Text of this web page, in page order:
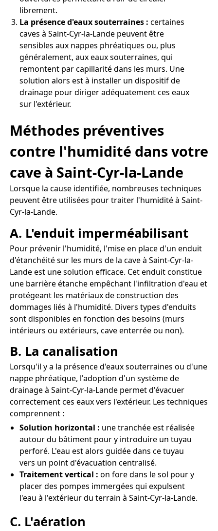
librement.
La présence d'eaux souterraines : certaines
caves à Saint-Cyr-la-Lande peuvent être
sensibles aux nappes phréatiques ou, plus
généralement, aux eaux souterraines, qui
remontent par capillarité dans les murs. Une
solution alors est à installer un dispositif de
drainage pour diriger adéquatement ces eaux
sur l'extérieur.
Méthodes préventives
contre l'humidité dans votre
cave à Saint-Cyr-la-Lande
Lorsque la cause identifiée, nombreuses techniques
peuvent être utilisées pour traiter l'humidité à Saint-
Cyr-la-Lande.
A. L'enduit imperméabilisant
Pour prévenir l'humidité, l'mise en place d'un enduit
d'étanchéité sur les murs de la cave à Saint-Cyr-la-
Lande est une solution efficace. Cet enduit constitue
une barrière étanche empêchant l'infiltration d'eau et
protégeant les matériaux de construction des
dommages liés à l'humidité. Divers types d'enduits
sont disponibles en fonction des besoins (murs
intérieurs ou extérieurs, cave enterrée ou non).
B. La canalisation
Lorsqu'il y a la présence d'eaux souterraines ou d'une
nappe phréatique, l'adoption d'un système de
drainage à Saint-Cyr-la-Lande permet d'évacuer
correctement ces eaux vers l'extérieur. Les techniques
comprennent :
Solution horizontal : une tranchée est réalisée
autour du bâtiment pour y introduire un tuyau
perforé. L'eau est alors guidée dans ce tuyau
vers un point d'évacuation centralisé.
Traitement vertical : on fore dans le sol pour y
placer des pompes immergées qui expulsent
l'eau à l'extérieur du terrain à Saint-Cyr-la-Lande.
C. L'aération